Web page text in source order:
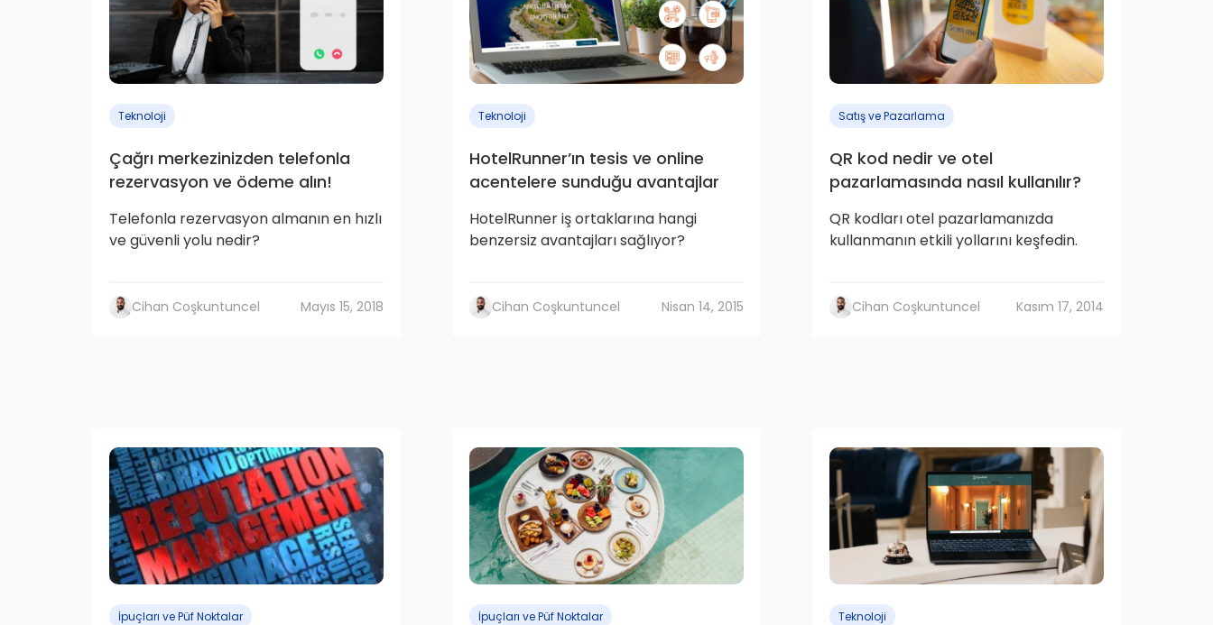
Teknoloji
Çağrı merkezinizden telefonla
rezervasyon ve ödeme alın!
Telefonla rezervasyon almanın en hızlı
ve güvenli yolu nedir?
Cihan Coşkuntuncel Mayıs 15, 2018
Teknoloji
HotelRunner’ın tesis ve online
acentelere sunduğu avantajlar
HotelRunner iş ortaklarına hangi
benzersiz avantajları sağlıyor?
Cihan Coşkuntuncel Nisan 14, 2015
Satış ve Pazarlama
QR kod nedir ve otel
pazarlamasında nasıl kullanılır?
QR kodları otel pazarlamanızda
kullanmanın etkili yollarını keşfedin.
Cihan Coşkuntuncel Kasım 17, 2014
İpuçları ve Püf Noktalar İpuçları ve Püf Noktalar Teknoloji